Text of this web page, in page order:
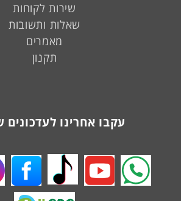
שירות לקוחות
שאלות ותשובות
מאמרים
תקנון
עקבו אחרינו לעדכונים